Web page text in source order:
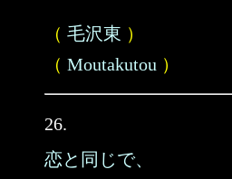
（ 毛沢東 ）
（ Moutakutou ）
26.
恋と同じで、